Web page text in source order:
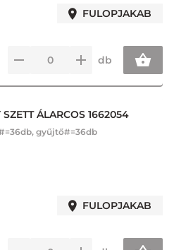
FULOPJAKAB
db
ÁLARCOS 1662054
gyűjtő#=36db
FULOPJAKAB